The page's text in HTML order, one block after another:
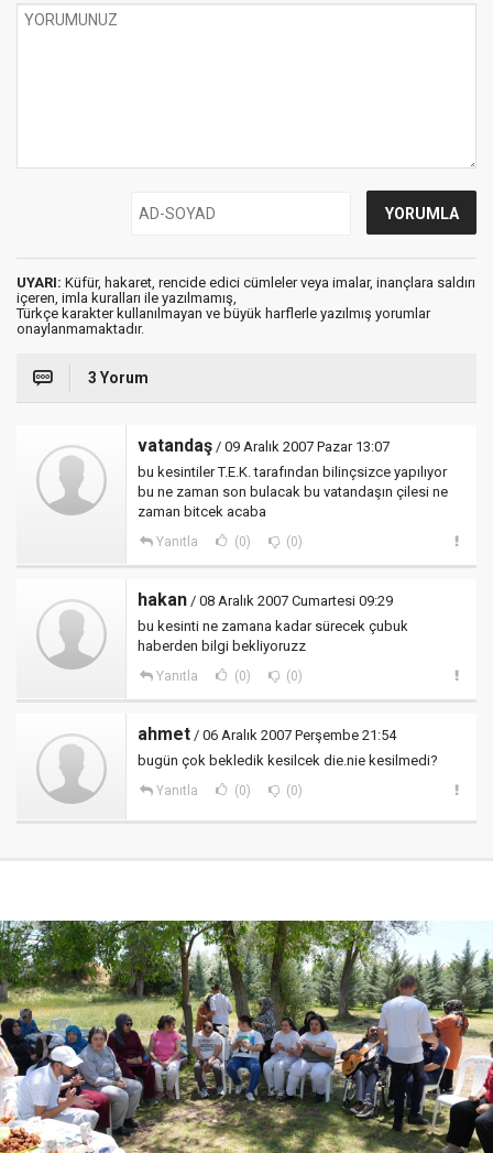
UYARI: Küfür, hakaret, rencide edici cümleler veya imalar, inançlara saldırı
içeren, imla kuralları ile yazılmamış,
Türkçe karakter kullanılmayan ve büyük harflerle yazılmış yorumlar
onaylanmamaktadır.
3 Yorum
vatandaş / 09 Aralık 2007 Pazar 13:07
bu kesintiler T.E.K. tarafından bilinçsizce yapılıyor
bu ne zaman son bulacak bu vatandaşın çilesi ne
zaman bitcek acaba
Yanıtla (0) (0)
hakan / 08 Aralık 2007 Cumartesi 09:29
bu kesinti ne zamana kadar sürecek çubuk
haberden bilgi bekliyoruzz
Yanıtla (0) (0)
ahmet / 06 Aralık 2007 Perşembe 21:54
bugün çok bekledik kesilcek die.nie kesilmedi?
Yanıtla (0) (0)